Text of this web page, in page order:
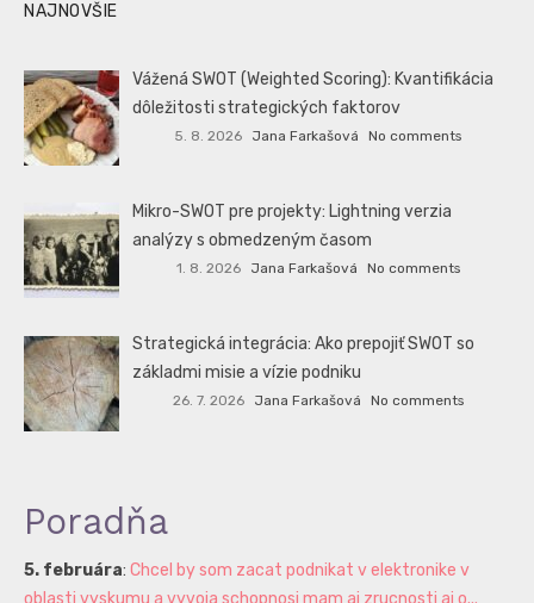
NAJNOVŠIE
Vážená SWOT (Weighted Scoring): Kvantifikácia
dôležitosti strategických faktorov
5. 8. 2026 Jana Farkašová No comments
Mikro-SWOT pre projekty: Lightning verzia
analýzy s obmedzeným časom
1. 8. 2026 Jana Farkašová No comments
Strategická integrácia: Ako prepojiť SWOT so
základmi misie a vízie podniku
26. 7. 2026 Jana Farkašová No comments
Poradňa
5. februára: Chcel by som zacat podnikat v elektronike v
oblasti vyskumu a vyvoja schopnosi mam aj zrucnosti aj o...